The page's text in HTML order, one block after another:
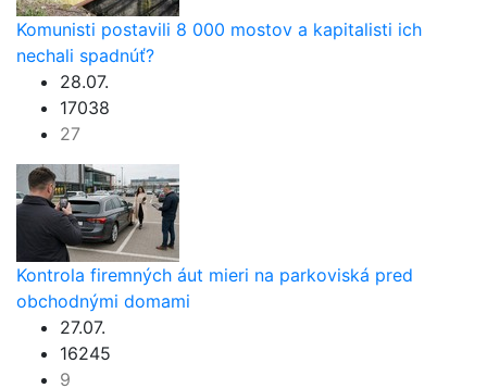
Komunisti postavili 8 000 mostov a kapitalisti ich
nechali spadnúť?
28.07.
17038
27
Kontrola firemných áut mieri na parkoviská pred
obchodnými domami
27.07.
16245
9